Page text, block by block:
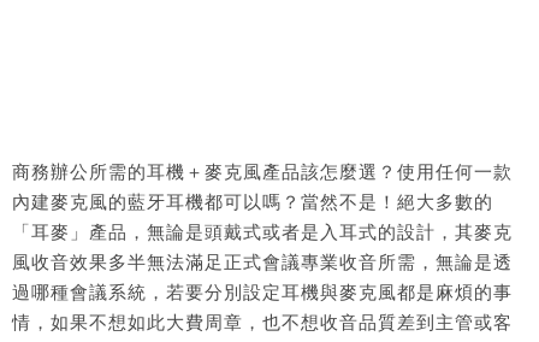
商務辦公所需的耳機＋麥克風產品該怎麼選？使用任何一款
內建麥克風的藍牙耳機都可以嗎？當然不是！絕大多數的
「耳麥」產品，無論是頭戴式或者是入耳式的設計，其麥克
風收音效果多半無法滿足正式會議專業收音所需，無論是透
過哪種會議系統，若要分別設定耳機與麥克風都是麻煩的事
情，如果不想如此大費周章，也不想收音品質差到主管或客